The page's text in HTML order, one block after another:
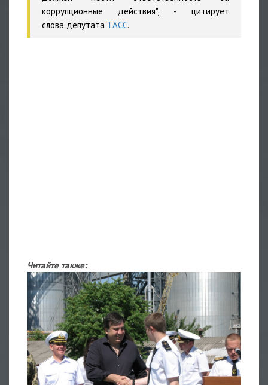
коррупционные действия", - цитирует
слова депутата ТАСС.
Читайте также: